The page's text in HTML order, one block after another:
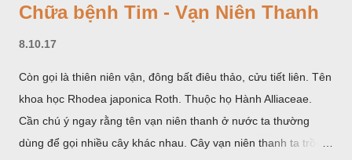
Chữa bệnh Tim - Vạn Niên Thanh
8.10.17
Còn gọi là thiên niên vận, đông bất điêu thảo, cửu tiết liên. Tên
khoa học Rhodea japonica Roth. Thuộc họ Hành Alliaceae.
Cần chú ý ngay rằng tên vạn niên thanh ở nước ta thường
dùng để gọi nhiều cây khác nhau. Cây vạn niên thanh ta trồng